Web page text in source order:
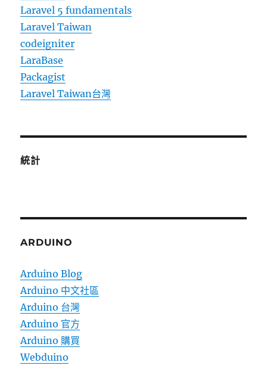
Laravel 5 fundamentals
Laravel Taiwan
codeigniter
LaraBase
Packagist
Laravel Taiwan台灣
統計
ARDUINO
Arduino Blog
Arduino 中文社區
Arduino 台灣
Arduino 官方
Arduino 購買
Webduino